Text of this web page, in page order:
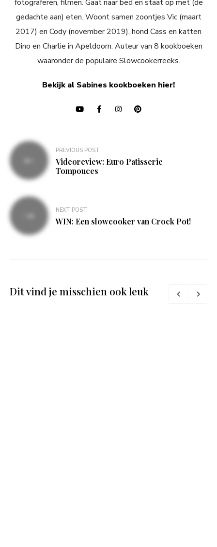
fotograferen, filmen. Gaat naar bed en staat op met (de
gedachte aan) eten. Woont samen zoontjes Vic (maart
2017) en Cody (november 2019), hond Cass en katten
Dino en Charlie in Apeldoorn. Auteur van 8 kookboeken
waaronder de populaire Slowcookerreeks.
Bekijk al Sabines kookboeken hier!
Bericht
navigatie
PREVIOUS POST
Videoreview: Euro Patisserie
Tompouces
NEXT POST
WIN: Een slowcooker van Crock Pot!
Dit vind je misschien ook leuk